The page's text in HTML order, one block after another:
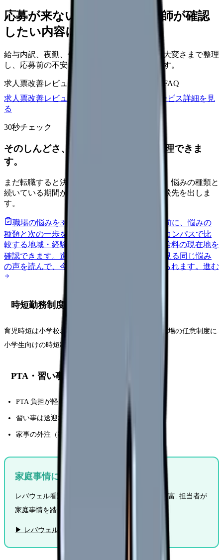
応募が来ない求人票を、看護師が確認
したい内容に直せます
給与内訳、夜勤、休日、教育、職場の正直な大変さまで整理
し、応募前の不安を減らす求人票へ改善します。
求人票改善レビュー
応募前FAQ
求人票改善レビューの見積もりを依頼
サービス詳細を見
る
30秒チェック
そのしんどさ、転職すべきサインか整理できま
す。
まだ転職すると決めていなくても大丈夫です。悩みの種類と
続いている期間から、次に見るべき記事と相談先を出しま
す。
職場の悩みを30秒で診断
辞めるべきか迷う前に、悩みの
種類と次の一歩を整理します。
給料コンパスで比
較する地域・経験年数・施設形態から、今の給料の現在地を
確認できます。 進む 匿名掲示板で本音を見る 同じ悩み
の声を読んで、今の職場だけの問題か確かめられます。 進む
時短勤務制度
育児時短は小学校就学前までが法的保証. 就学後は職場の任意制度に.
小学生向けの時短制度を持つ病院は増えています.
PTA・習い事との両立
PTA 負担が軽い地域・学校を選ぶ
習い事は送迎なしのコースを優先
家事の外注（家事代行・時短家電）を活用
家庭事情に合う職場を探す
レバウェル看護は時短・日勤・夜勤なし求人も豊富. 担当者が
家庭事情を踏まえた職場を提案. 登録無料.
▶ レバウェル看護に無料相談する